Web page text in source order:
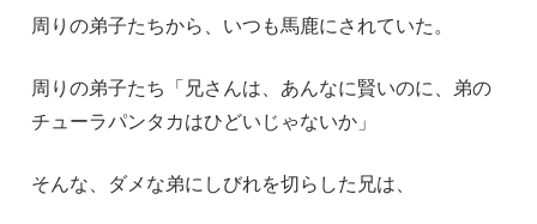
周りの弟子たちから、いつも馬鹿にされていた。
周りの弟子たち「兄さんは、あんなに賢いのに、弟の
チューラパンタカはひどいじゃないか」
そんな、ダメな弟にしびれを切らした兄は、